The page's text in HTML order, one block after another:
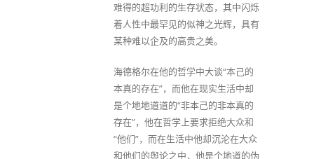
难得的超功利的生存状态，其中闪烁
着人性中最罕见的似神之光辉，具有
某种难以企及的高贵之美。
海德格尔在他的哲学中大谈“本己的
本真的存在”，而他在现实生活中却
是个地地道道的“非本己的非本真的
存在”，他在哲学上要求拒绝大众和
“他们”，而在生活中他却沉沦在大众
和他们的舆论之中，他是个地道的伪